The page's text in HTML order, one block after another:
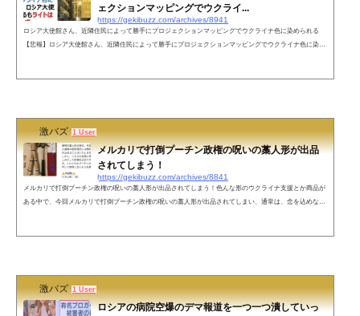
ェクションマッピングでウクライ...
https://gekibuzz.com/archives/8941
ロシア大使館さん、近隣住民によって勝手にプロジェクションマッピングでウクライナ色に染められる
【悲報】ロシア大使館さん、近隣住民によって勝手にプロジェクションマッピングでウクライナ色に染め
激バズ 1 User
メルカリで打倒プーチン政権の呪いの藁人形が出品
されてしまう！
https://gekibuzz.com/archives/8841
メルカリで打倒プーチン政権の呪いの藁人形が出品されてしまう！色んな形のウクライナ支援とか商品が
ある中で、今回メルカリで打倒プーチン政権の呪いの藁人形が出品されてしまい、通常は、念を込めない
激バズ 1 User
ロシアの病院空爆のデマ報道を一つ一つ潰していっ